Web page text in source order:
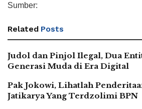
Sumber:
Related Posts
Judol dan Pinjol Ilegal, Dua
Generasi Muda di Era Digital
Pak Jokowi, Lihatlah
Jatikarya Yang Terdzolimi BPN